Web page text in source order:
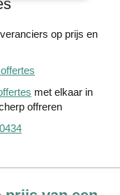
op prijs en
met elkaar in
offreren